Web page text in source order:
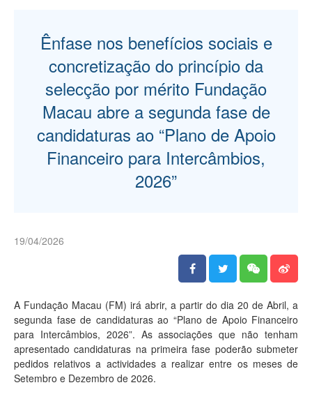
Ênfase nos benefícios sociais e
concretização do princípio da
selecção por mérito Fundação
Macau abre a segunda fase de
candidaturas ao “Plano de Apoio
Financeiro para Intercâmbios,
2026”
19/04/2026
A Fundação Macau (FM) irá abrir, a partir do dia 20 de Abril, a
segunda fase de candidaturas ao “Plano de Apoio Financeiro
para Intercâmbios, 2026”. As associações que não tenham
apresentado candidaturas na primeira fase poderão submeter
pedidos relativos a actividades a realizar entre os meses de
Setembro e Dezembro de 2026.